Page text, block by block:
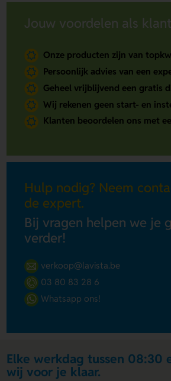
Jouw voordelen als
Onze producten zijn van
Persoonlijk advies van een
Geheel vrijblijvend een gratis
Wij rekenen geen start- en
Klanten beoordelen ons met
Hulp nodig? Neem
de expert.
Bij vragen helpen we je
verder!
verkoop@lavista.be
03 80 83 28 6
Whatsapp ons!
Elke werkdag tussen 08:30
wij voor je klaar.